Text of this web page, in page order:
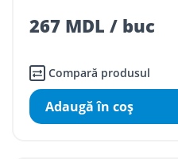
267 MDL / buc
Compară produsul
Adaugă în coş